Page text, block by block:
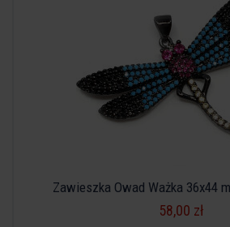
Zawieszka Owad Ważka 36x44
58,00 zł